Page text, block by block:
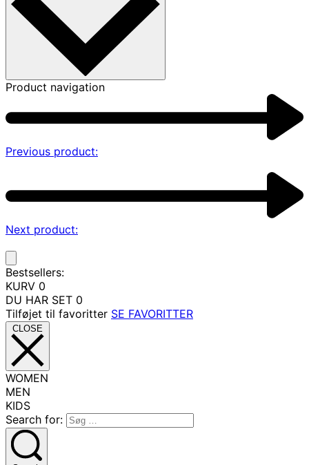
Product navigation
Previous product:
Next product:
Bestsellers:
KURV 0
DU HAR SET 0
Tilføjet til favoritter SE FAVORITTER
CLOSE
WOMEN
MEN
KIDS
Search for: